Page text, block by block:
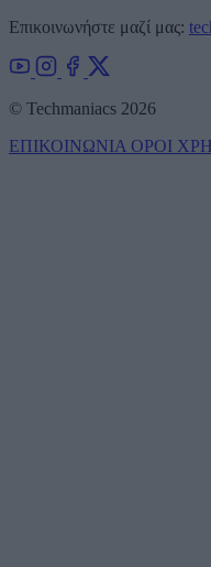
Επικοινωνήστε μαζί μας:
© Techmaniacs 2026
ΕΠΙΚΟΙΝΩΝΙΑ ΟΡΟΙ